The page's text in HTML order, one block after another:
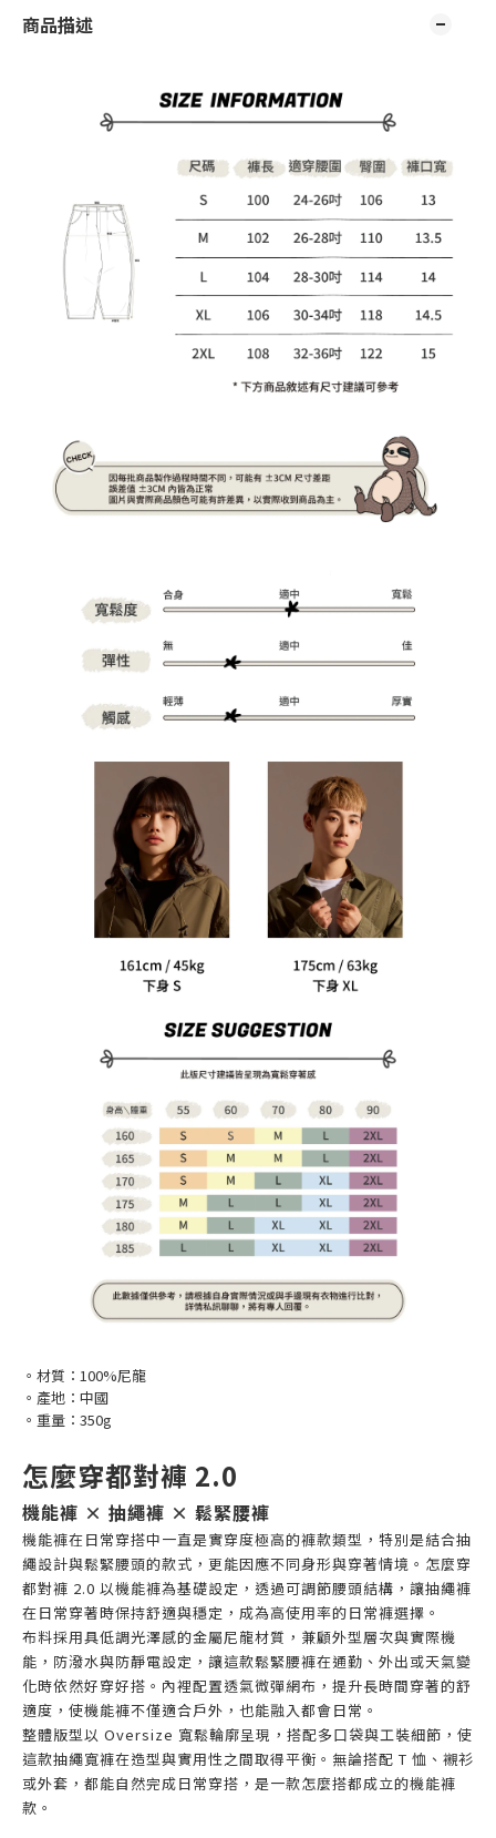
商品描述
。材質：100%尼龍
。產地：中國
。重量：350g
怎麼穿都對褲 2.0
機能褲 × 抽繩褲 × 鬆緊腰褲
機能褲在日常穿搭中一直是實穿度極高的褲款類型，特別是結合抽
繩設計與鬆緊腰頭的款式，更能因應不同身形與穿著情境。怎麼穿
都對褲 2.0 以機能褲為基礎設定，透過可調節腰頭結構，讓抽繩褲
在日常穿著時保持舒適與穩定，成為高使用率的日常褲選擇。
布料採用具低調光澤感的金屬尼龍材質，兼顧外型層次與實際機
能，防潑水與防靜電設定，讓這款鬆緊腰褲在通勤、外出或天氣變
化時依然好穿好搭。內裡配置透氣微彈網布，提升長時間穿著的舒
適度，使機能褲不僅適合戶外，也能融入都會日常。
整體版型以 Oversize 寬鬆輪廓呈現，搭配多口袋與工裝細節，使
這款抽繩寬褲在造型與實用性之間取得平衡。無論搭配 T 恤、襯衫
或外套，都能自然完成日常穿搭，是一款怎麼搭都成立的機能褲
款。